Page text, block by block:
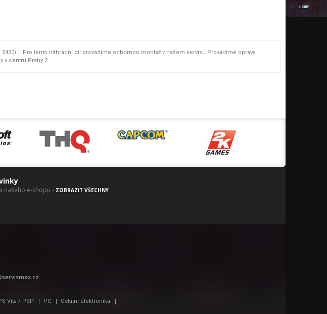
Pro tento náhradní díl provádíme odbornou montáž v našem servisu.Provádíme opravy
v centru Prahy 2.
našeho e-shopu - ZOBRAZIT VŠECHNY
Vita / PSP | PC | Ostatní elektronika |